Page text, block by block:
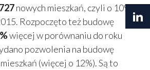
nowych mieszkań, czyli o 10%
Rozpoczęto też budowę
więcej w porównaniu do roku
pozwolenia na budowę
(więcej o 12%). Są to